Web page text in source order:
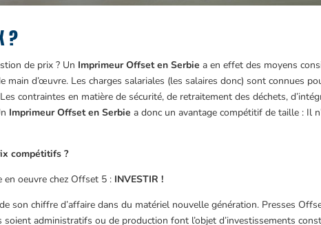
?
de prix ? Un Imprimeur Offset en Serbie a en effet des moyens
d’œuvre. Les charges salariales (les salaires donc) sont connues
contraintes en matière de sécurité, de retraitement des déchets,
Imprimeur Offset en Serbie a donc un avantage compétitif de taille : Il
compétitifs ?
oeuvre chez Offset 5 : INVESTIR !
son chiffre d’affaire dans du matériel nouvelle génération. Presses
administratifs ou de production font l’objet d’investissements